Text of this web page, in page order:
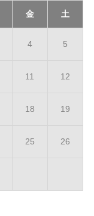
金 土
4 5
11 12
18 19
25 26